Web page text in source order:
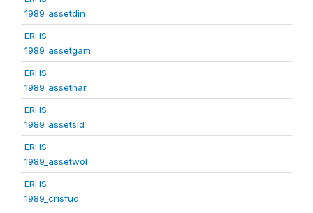
1989_assetdin
ERHS
1989_assetgam
ERHS
1989_assethar
ERHS
1989_assetsid
ERHS
1989_assetwol
ERHS
1989_crisfud